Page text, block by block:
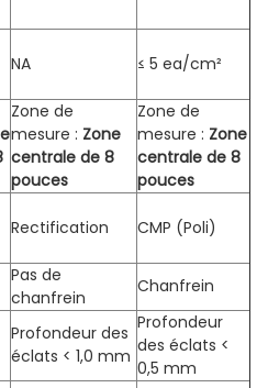
NA ≤ 5 ea/cm²
Zone de
mesure : Zone
centrale de 8
pouces
Zone de
mesure : Zone
centrale de 8
pouces
Rectification CMP (Poli)
Pas de
chanfrein
Chanfrein
Profondeur des
éclats < 1,0 mm
Profondeur
des éclats <
0,5 mm